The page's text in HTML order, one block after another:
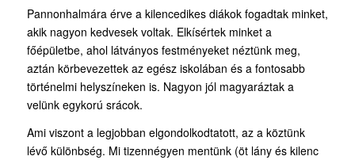
Pannonhalmára érve a kilencedikes diákok fogadtak minket,
akik nagyon kedvesek voltak. Elkísértek minket a
főépületbe, ahol látványos festményeket néztünk meg,
aztán körbevezettek az egész iskolában és a fontosabb
történelmi helyszíneken is. Nagyon jól magyaráztak a
velünk egykorú srácok.
Ami viszont a legjobban elgondolkodtatott, az a köztünk
lévő különbség. Mi tizennégyen mentünk (öt lány és kilenc